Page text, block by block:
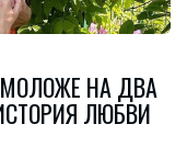
НА ДВА
ЛЮБВИ